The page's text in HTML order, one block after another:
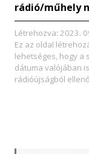
rádió/műhely
Létrehozva: 2023.
Ez az oldal
lehetséges, hogy a
dátuma valójában
rádióújságból